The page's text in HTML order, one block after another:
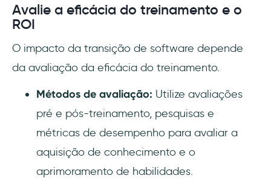
Avalie a eficácia do treinamento e o
ROI
O impacto da transição de software depende
da avaliação da eficácia do treinamento.
Métodos de avaliação: Utilize avaliações
pré e pós-treinamento, pesquisas e
métricas de desempenho para avaliar a
aquisição de conhecimento e o
aprimoramento de habilidades.